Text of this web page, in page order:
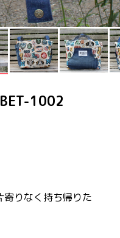
1002
寄りなく持ち帰りた